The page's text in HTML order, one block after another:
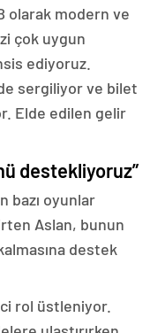
olarak modern ve
çok uygun
ediyoruz.
sergiliyor ve bilet
Elde edilen gelir
destekliyoruz”
bazı oyunlar
Aslan, bunun
destek
rol üstleniyor.